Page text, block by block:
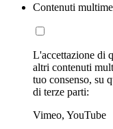
Contenuti
L'accettazione di
altri contenuti
tuo consenso, su
di terze parti:
Vimeo, YouTube